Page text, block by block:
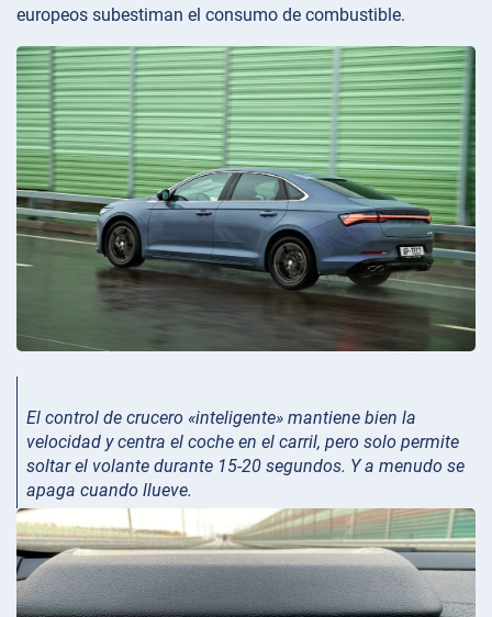
europeos subestiman el consumo de combustible.
El control de crucero «inteligente» mantiene bien la
velocidad y centra el coche en el carril, pero solo permite
soltar el volante durante 15-20 segundos. Y a menudo se
apaga cuando llueve.